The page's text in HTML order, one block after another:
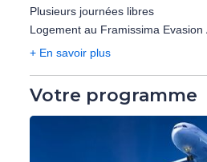
Idéalement placé, il se trouve à
Concept Framissima Evasion :
Mise en place du concept
l'hôtel (voir les rubriques
Plusieurs journées libres
Logement au Framissima
+ En savoir plus
Votre programme